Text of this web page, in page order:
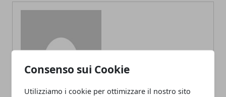
Consenso sui Cookie
Utilizziamo i cookie per ottimizzare il nostro sito